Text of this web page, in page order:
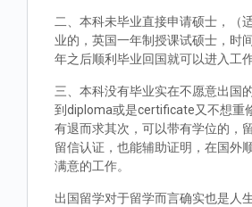
二、本科未毕业直接申请硕士，（
业的，英国一年制授课试硕士，时
年之后顺利毕业回国就可以进入工
三、本科没有毕业实在不愿意出国
到diploma或是certificate又不想重
有退而求其次，可以带有学位的，
留信认证，也能辅助证明，在国外
满意的工作。
出国留学对于留学而言确实也是人